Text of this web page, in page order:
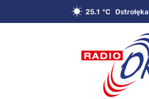
25.1 C Ostrołęka